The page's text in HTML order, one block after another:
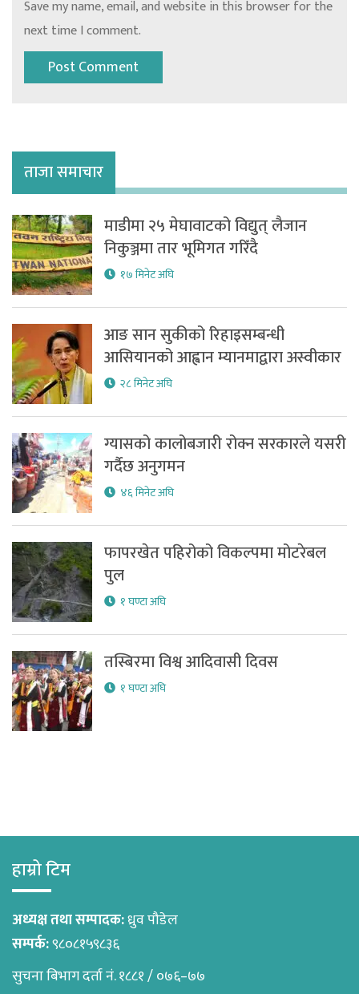
Save my name, email, and website in this browser for the
next time I comment.
ताजा समाचार
माडीमा २५ मेघावाटको विद्युत् लैजान
निकुञ्जमा तार भूमिगत गरिँदै
१७ मिनेट अघि
आङ सान सुकीको रिहाइसम्बन्धी
आसियानको आह्वान म्यानमाद्वारा अस्वीकार
२८ मिनेट अघि
ग्यासको कालोबजारी रोक्न सरकारले यसरी
गर्दैछ अनुगमन
४६ मिनेट अघि
फापरखेत पहिरोको विकल्पमा मोटरेबल
पुल
१ घण्टा अघि
तस्बिरमा विश्व आदिवासी दिवस
१ घण्टा अघि
हाम्रो टिम
अध्यक्ष तथा सम्पादक:ध्रुव पौडेल
सम्पर्क:९८०८१५९८३६
सुचना बिभाग दर्ता नं. १८८१ / ०७६–७७